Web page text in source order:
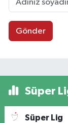
Gönder
Süper
Süper Lig